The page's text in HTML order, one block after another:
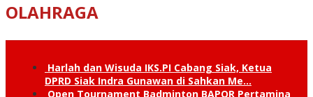
OLAHRAGA
Harlah dan Wisuda IKS.PI Cabang Siak, Ketua
DPRD Siak Indra Gunawan di Sahkan Me…
Open Tournament Badminton BAPOR Pertamina